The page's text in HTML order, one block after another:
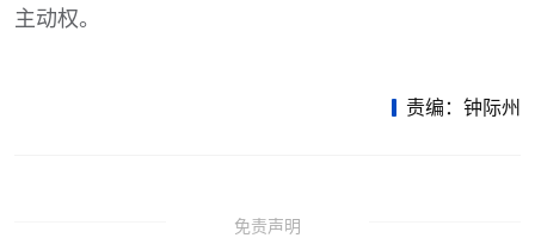
主动权。
责编：钟际州
免责声明